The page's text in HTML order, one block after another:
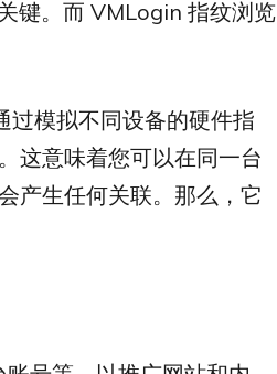
键。而 VMLogin 指纹浏览
过模拟不同设备的硬件指
这意味着您可以在同一台
产生任何关联。那么，它